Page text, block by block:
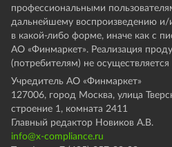
профессиональными
дальнейшему воспроизведению и/
в какой-либо форме, иначе как с
АО «Финмаркет». Реализация
(потребителям) не осуществляется
Учредитель АО «Финмаркет»
127006, город Москва, улица
строение 1, комната 2411
Главный редактор Новиков А.В.
info@x-compliance.ru